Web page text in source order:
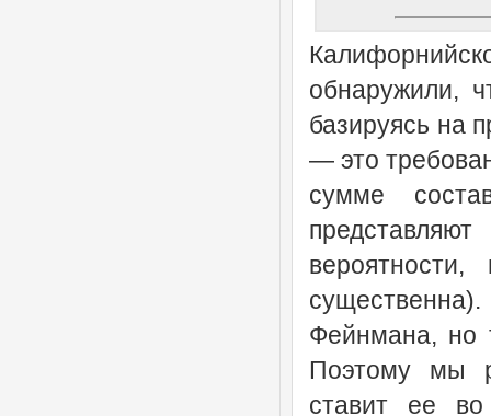
обнаружили,
базируясь на
— это
сумме
Фейнмана, но
Поэтому мы
ставит ее